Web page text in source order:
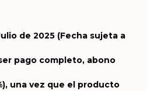
de 2025 (Fecha sujeta a
pago completo, abono
una vez que el producto